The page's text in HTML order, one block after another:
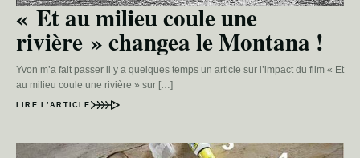
« Et au milieu coule une
rivière » changea le Montana !
Yvon m’a fait passer il y a quelques temps un article sur l’impact du film « Et
au milieu coule une rivière » sur […]
LIRE L’ARTICLE